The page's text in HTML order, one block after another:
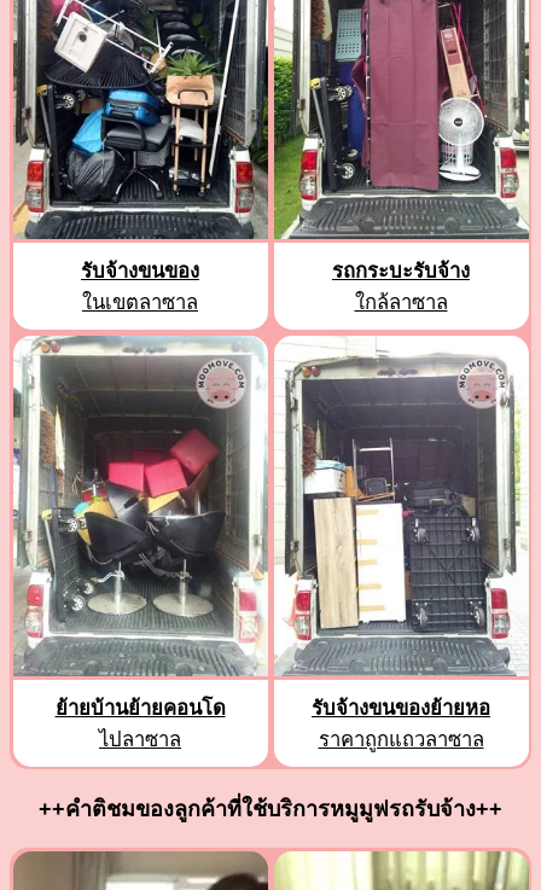
รับจ้างขนของ
ในเขตลาซาล
รถกระบะรับจ้าง
ใกล้ลาซาล
ย้ายบ้านย้ายคอนโด
ไปลาซาล
รับจ้างขนของย้ายหอ
ราคาถูกแถวลาซาล
++คำติชมของลูกค้าที่ใช้บริการหมูมูฟรถรับจ้าง++